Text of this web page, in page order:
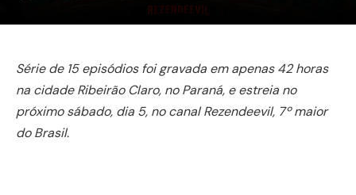
Série de 15 episódios foi gravada em apenas 42 horas
na cidade Ribeirão Claro, no Paraná, e estreia no
próximo sábado, dia 5, no canal Rezendeevil, 7º maior
do Brasil.